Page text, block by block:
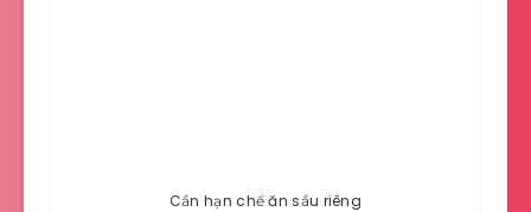
Cần hạn chế ăn sầu riêng